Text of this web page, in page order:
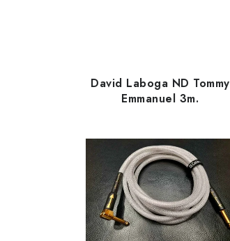
David Laboga ND Tommy
Emmanuel 3m.